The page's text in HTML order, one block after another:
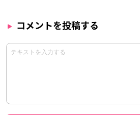
コメントを投稿する